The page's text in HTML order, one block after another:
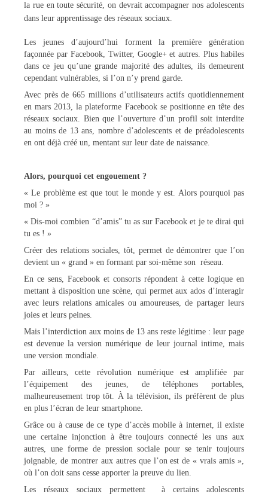
la rue en toute sécurité, on devrait accompagner nos adolescents
dans leur apprentissage des réseaux sociaux.
Les jeunes d’aujourd’hui forment la première génération
façonnée par Facebook, Twitter, Google+ et autres. Plus habiles
dans ce jeu qu’une grande majorité des adultes, ils demeurent
cependant vulnérables, si l’on n’y prend garde.
Avec près de 665 millions d’utilisateurs actifs quotidiennement
en mars 2013, la plateforme Facebook se positionne en tête des
réseaux sociaux. Bien que l’ouverture d’un profil soit interdite
au moins de 13 ans, nombre d’adolescents et de préadolescents
en ont déjà créé un, mentant sur leur date de naissance.
Alors, pourquoi cet engouement ?
« Le problème est que tout le monde y est. Alors pourquoi pas
moi ? »
« Dis-moi combien “d’amis” tu as sur Facebook et je te dirai qui
tu es ! »
Créer des relations sociales, tôt, permet de démontrer que l’on
devient un « grand » en formant par soi-même son réseau.
En ce sens, Facebook et consorts répondent à cette logique en
mettant à disposition une scène, qui permet aux ados d’interagir
avec leurs relations amicales ou amoureuses, de partager leurs
joies et leurs peines.
Mais l’interdiction aux moins de 13 ans reste légitime : leur page
est devenue la version numérique de leur journal intime, mais
une version mondiale.
Par ailleurs, cette révolution numérique est amplifiée par
l’équipement des jeunes, de téléphones portables,
malheureusement trop tôt. À la télévision, ils préfèrent de plus
en plus l’écran de leur smartphone.
Grâce ou à cause de ce type d’accès mobile à internet, il existe
une certaine injonction à être toujours connecté les uns aux
autres, une forme de pression sociale pour se tenir toujours
joignable, de montrer aux autres que l’on est de « vrais amis »,
où l’on doit sans cesse apporter la preuve du lien.
Les réseaux sociaux permettent à certains adolescents